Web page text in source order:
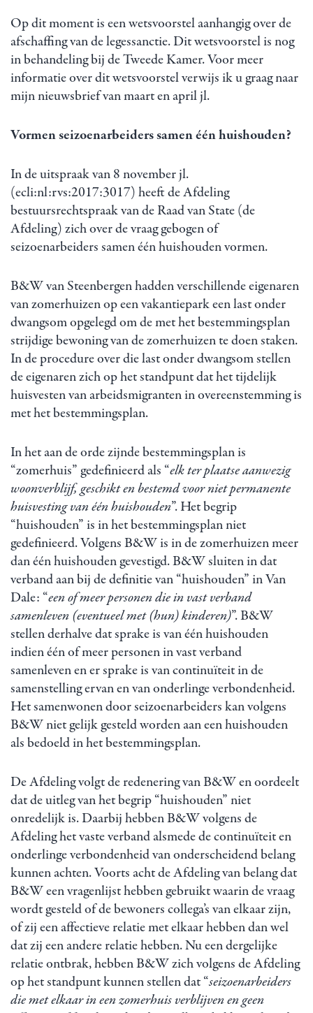
Op dit moment is een wetsvoorstel aanhangig over de
afschaffing van de legessanctie. Dit wetsvoorstel is nog
in behandeling bij de Tweede Kamer. Voor meer
informatie over dit wetsvoorstel verwijs ik u graag naar
mijn nieuwsbrief van maart en april jl.
Vormen seizoenarbeiders samen één huishouden?
In de uitspraak van 8 november jl.
(ecli:nl:rvs:2017:3017) heeft de Afdeling
bestuursrechtspraak van de Raad van State (de
Afdeling) zich over de vraag gebogen of
seizoenarbeiders samen één huishouden vormen.
B&W van Steenbergen hadden verschillende eigenaren
van zomerhuizen op een vakantiepark een last onder
dwangsom opgelegd om de met het bestemmingsplan
strijdige bewoning van de zomerhuizen te doen staken.
In de procedure over die last onder dwangsom stellen
de eigenaren zich op het standpunt dat het tijdelijk
huisvesten van arbeidsmigranten in overeenstemming is
met het bestemmingsplan.
In het aan de orde zijnde bestemmingsplan is
“zomerhuis” gedefinieerd als “elk ter plaatse aanwezig
woonverblijf, geschikt en bestemd voor niet permanente
huisvesting van één huishouden”. Het begrip
“huishouden” is in het bestemmingsplan niet
gedefinieerd. Volgens B&W is in de zomerhuizen meer
dan één huishouden gevestigd. B&W sluiten in dat
verband aan bij de definitie van “huishouden” in Van
Dale: “een of meer personen die in vast verband
samenleven (eventueel met (hun) kinderen)”. B&W
stellen derhalve dat sprake is van één huishouden
indien één of meer personen in vast verband
samenleven en er sprake is van continuïteit in de
samenstelling ervan en van onderlinge verbondenheid.
Het samenwonen door seizoenarbeiders kan volgens
B&W niet gelijk gesteld worden aan een huishouden
als bedoeld in het bestemmingsplan.
De Afdeling volgt de redenering van B&W en oordeelt
dat de uitleg van het begrip “huishouden” niet
onredelijk is. Daarbij hebben B&W volgens de
Afdeling het vaste verband alsmede de continuïteit en
onderlinge verbondenheid van onderscheidend belang
kunnen achten. Voorts acht de Afdeling van belang dat
B&W een vragenlijst hebben gebruikt waarin de vraag
wordt gesteld of de bewoners collega’s van elkaar zijn,
of zij een affectieve relatie met elkaar hebben dan wel
dat zij een andere relatie hebben. Nu een dergelijke
relatie ontbrak, hebben B&W zich volgens de Afdeling
op het standpunt kunnen stellen dat “seizoenarbeiders
die met elkaar in een zomerhuis verblijven en geen